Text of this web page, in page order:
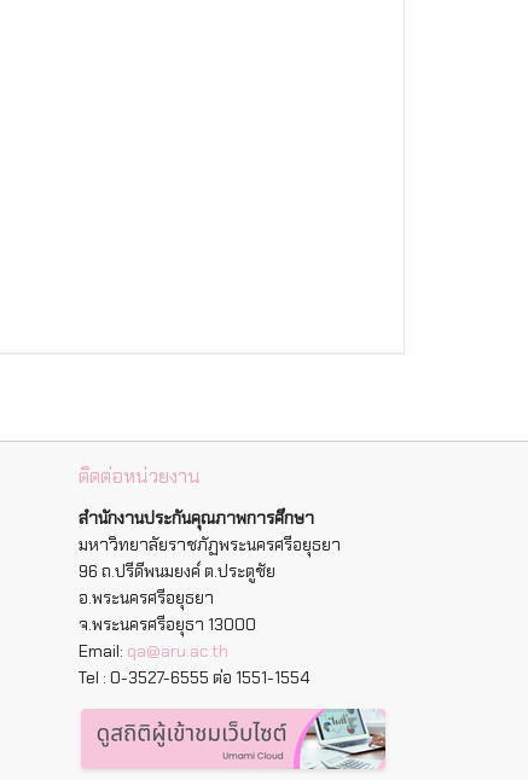
ติดต่อหน่วยงาน
สำนักงานประกันคุณภาพการศึกษา
มหาวิทยาลัยราชภัฏพระนครศรีอยุธยา
96 ถ.ปรีดีพนมยงค์ ต.ประตูชัย
อ.พระนครศรีอยุธยา
จ.พระนครศรีอยุธา 13000
Email: qa@aru.ac.th
Tel : 0-3527-6555 ต่อ 1551-1554